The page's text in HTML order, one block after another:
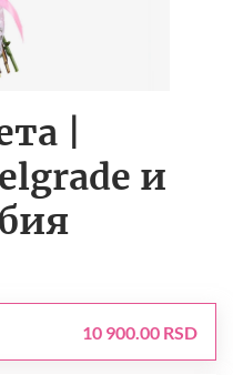
|
и
10 900.00 RSD